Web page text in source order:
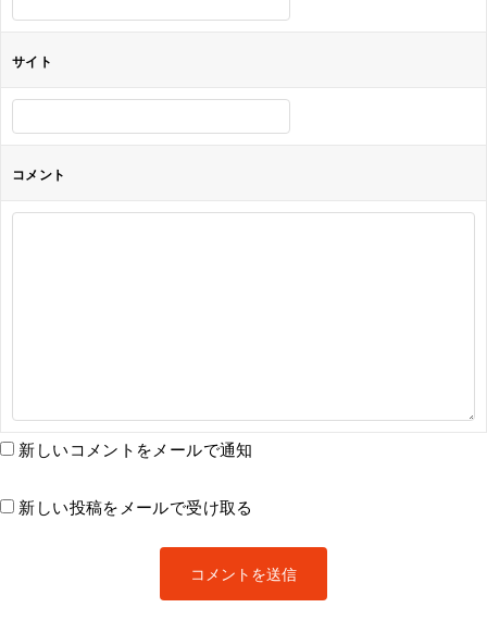
サイト
コメント
新しいコメントをメールで通知
新しい投稿をメールで受け取る